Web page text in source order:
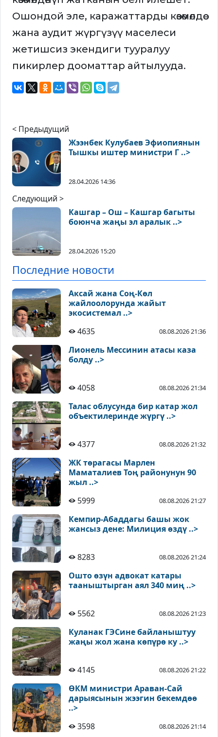
Ошондой эле, каражаттарды көзөмөлдөө
жана аудит жүргүзүү маселеси
жетишсиз экендиги тууралуу
пикирлер дооматтар айтылууда.
< Предыдущий
Жээнбек Кулубаев Эфиопиянын
Тышкы иштер министри Г ..>
28.04.2026 14:36
Следующий >
Кашгар – Ош – Кашгар багыты
боюнча жаңы эл аралык ..>
28.04.2026 15:20
Последние новости
Аксай жана Соң-Көл
жайлоолорунда жайыт
экосистемал ..>
4635
08.08.2026 21:36
Лионель Мессинин атасы каза
болду ..>
4058 08.08.2026 21:34
Талас облусунда бир катар жол
объектилеринде жүргү ..>
4377 08.08.2026 21:32
ЖК төрагасы Марлен
Маматалиев Тоң районунун 90
жыл ..>
5999
08.08.2026 21:27
Кемпир-Абаддагы башы жок
жансыз дене: Милиция өздү ..>
8283 08.08.2026 21:24
Ошто өзүн адвокат катары
тааныштырган аял 340 миң ..>
5562 08.08.2026 21:23
Куланак ГЭСине байланыштуу
жаңы жол жана көпүрө ку ..>
4145 08.08.2026 21:22
ӨКМ министри Араван-Сай
дарыясынын жээгин бекемдөө
..>
3598
08.08.2026 21:14